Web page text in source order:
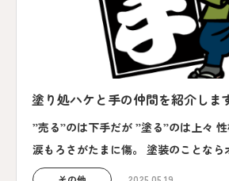
塗り処ハケと手の仲間を紹介しま
”売る”のは下手だが ”塗る”のは上々
涙もろさがたまに傷。 塗装のことなら